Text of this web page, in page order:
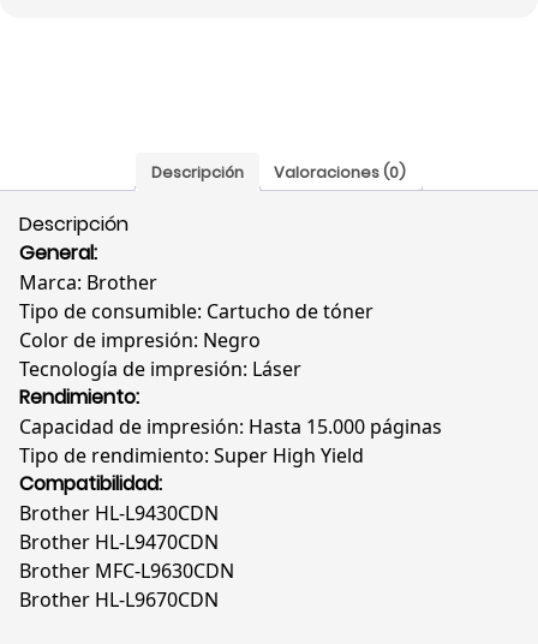
Descripción Valoraciones (0)
Descripción
General:
Marca: Brother
Tipo de consumible: Cartucho de tóner
Color de impresión: Negro
Tecnología de impresión: Láser
Rendimiento:
Capacidad de impresión: Hasta 15.000 páginas
Tipo de rendimiento: Super High Yield
Compatibilidad:
Brother HL-L9430CDN
Brother HL-L9470CDN
Brother MFC-L9630CDN
Brother HL-L9670CDN